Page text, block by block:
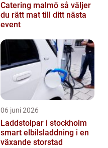
Catering malmö så väljer
du rätt mat till ditt nästa
event
06 juni 2026
Laddstolpar i stockholm
smart elbilsladdning i en
växande storstad